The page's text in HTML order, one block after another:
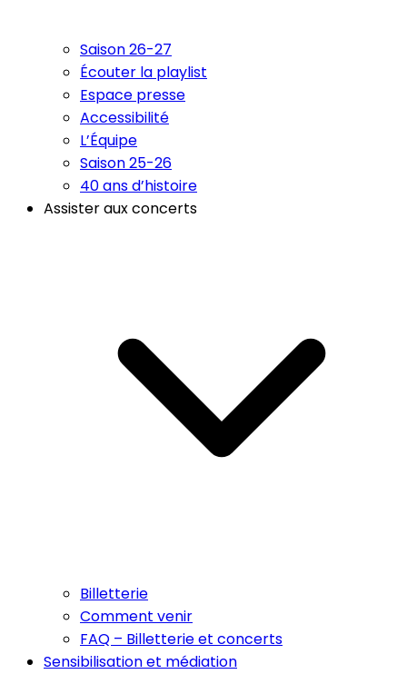
Saison 26-27
Écouter la playlist
Espace presse
Accessibilité
L’Équipe
Saison 25-26
40 ans d’histoire
Assister aux concerts
Billetterie
Comment venir
FAQ – Billetterie et concerts
Sensibilisation et médiation